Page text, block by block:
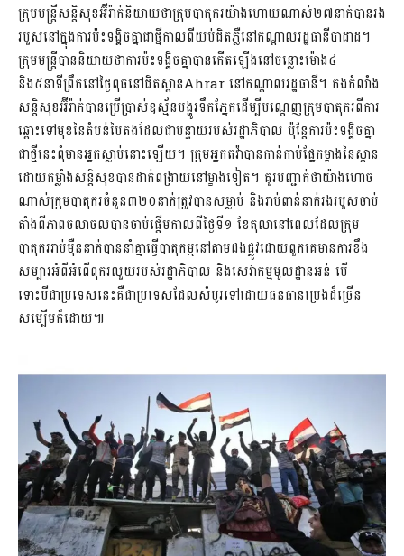
ក្រុមមន្ត្រីសន្តិសុខអ៊ីរ៉ាក់និយាយថាក្រុមបាតុករយ៉ាងហោយណាស់២៧នាក់បានរង
របួសនៅក្នុងការប៉ះទង្គិចគ្នាជាថ្មីកាលពីយប់ជិតភ្លឺនៅកណ្តាលរដ្ឋធានីបាដាដ។
ក្រុមមន្រ្តីបាននិយាយថាការប៉ះទង្គិចគ្នាបានកើតឡើងនៅចន្លោះម៉ោង៤
និង៥នាទីព្រឹកនៅថ្ងៃពុធនៅជិតស្ពានAhrar នៅកណ្តាលរដ្ឋធានី។ កងកំលាំង
សន្តិសុខអ៊ីរ៉ាក់បានប្រើប្រាស់ឧស្ម័នបង្ហូរទឹកភ្នែកដើម្បីបណ្តេញក្រុមបាតុករពីការ
ឆ្ពោះទៅមុខនៃតំបន់បៃតងដែលជាបន្ទាយរបស់រដ្ឋាភិបាល ប៉ុន្តែការប៉ះទង្គិចគ្នា
ជាថ្មីនេះពុំមានអ្នកស្លាប់នោះឡើយ។ ក្រុមអ្នកតវ៉ាបានកាន់កាប់ផ្នែកម្ខាងនៃស្ពាន
ដោយកម្លាំងសន្តិសុខបានដាក់ពង្រាយនៅម្ខាងទៀត។ គួរបញ្ជាក់ថាយ៉ាងហោច
ណាស់ក្រុមបាតុករចំនួន៣២០នាក់ត្រូវបានសម្លាប់ និងរាប់ពាន់នាក់រងរបួសចាប់
តាំងពីភាពចលាចលបានចាប់ផ្តើមកាលពីថ្ងៃទី១ ខែតុលានៅពេលដែលក្រុម
បាតុកររាប់ម៉ឺននាក់បាននាំគ្នាធ្វើបាតុកម្មនៅតាមដងផ្លូវដោយពួកគេមានការខឹង
សម្បារអំពីអំពើពុករលួយរបស់រដ្ឋាភិបាល និងសេវាកម្មមូលដ្ឋានអន់ បើ
ទោះបីជាប្រទេសនេះគឺជាប្រទេសដែលសំបូរទៅដោយធនធានប្រេងដ៏ច្រើន
សម្បើមក៏ដោយ៕